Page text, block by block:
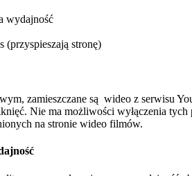
wydajność
(przyspieszają stronę)
zamieszczane są wideo z serwisu
Nie ma możliwości wyłączenia
na stronie wideo filmów.